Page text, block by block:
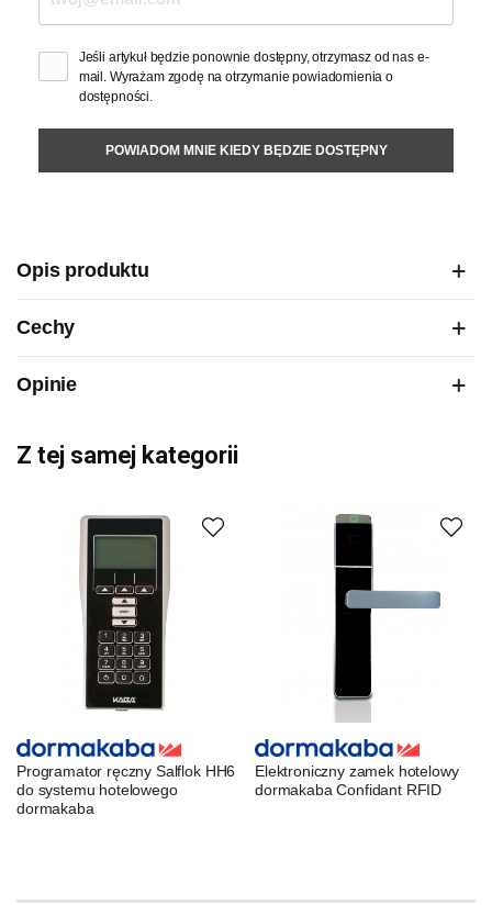
Jeśli artykuł będzie ponownie dostępny, otrzymasz od nas e-
mail. Wyrażam zgodę na otrzymanie powiadomienia o
dostępności.
POWIADOM MNIE KIEDY BĘDZIE DOSTĘPNY
Opis produktu
Cechy
Opinie
Z tej samej kategorii
Programator ręczny Salflok HH6
do systemu hotelowego
dormakaba
Elektroniczny zamek hotelowy
dormakaba Confidant RFID